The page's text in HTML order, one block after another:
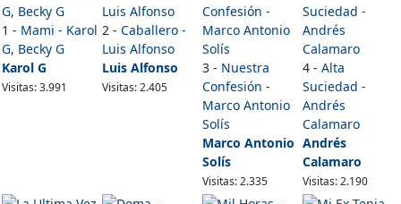
1 - Mami - Karol
G, Becky G
Karol G
Visitas: 3.991
2 -Caballero -
Luis Alfonso
Luis Alfonso
Visitas: 2.405
3 - Nuestra
Confesión -
Marco Antonio
Solís
Marco Antonio
Solís
Visitas: 2.335
4 -Alta
Suciedad -
Andrés
Calamaro
Andrés
Calamaro
Visitas: 2.190